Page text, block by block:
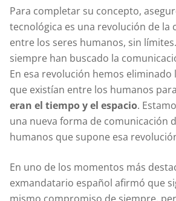
Para completar su concepto,
tecnológica es una revolución de la
entre los seres humanos, sin
siempre han buscado la
En esa revolución hemos eliminado
que existían entre los humanos
eran el tiempo y el espacio.
una nueva forma de comunicación
humanos que supone esa
En uno de los momentos más
exmandatario español afirmó que